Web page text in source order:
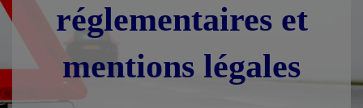
réglementaires et
mentions légales